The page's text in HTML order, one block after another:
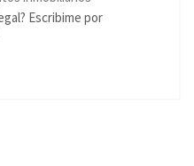
Escribime por